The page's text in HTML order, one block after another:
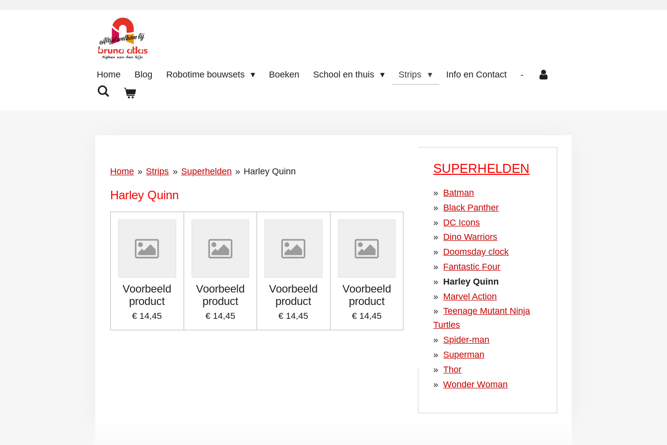
Home Blog Robotime bouwsets Boeken School en thuis Strips Info en Contact -
Home » Strips » Superhelden » Harley Quinn
Harley Quinn
Voorbeeld
product
€ 14,45
Voorbeeld
product
€ 14,45
Voorbeeld
product
€ 14,45
Voorbeeld
product
€ 14,45
SUPERHELDEN
Batman
Black Panther
DC Icons
Dino Warriors
Doomsday clock
Fantastic Four
Harley Quinn
Marvel Action
Teenage Mutant Ninja
Turtles
Spider-man
Superman
Thor
Wonder Woman